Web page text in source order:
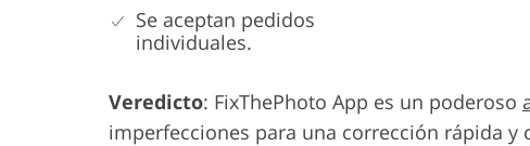
Se aceptan pedidos
individuales.
Veredicto: FixThePhoto App es un poderoso
imperfecciones para una corrección rápida